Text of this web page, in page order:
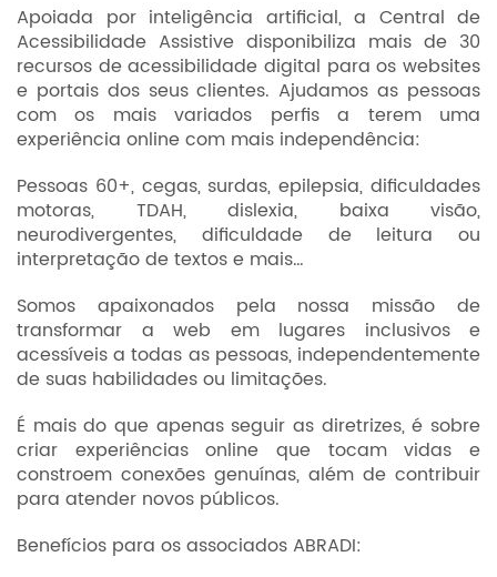
Apoiada por inteligência artificial, a Central de
Acessibilidade Assistive disponibiliza mais de 30
recursos de acessibilidade digital para os websites
e portais dos seus clientes. Ajudamos as pessoas
com os mais variados perfis a terem uma
experiência online com mais independência:
Pessoas 60+, cegas, surdas, epilepsia, dificuldades
motoras, TDAH, dislexia, baixa visão,
neurodivergentes, dificuldade de leitura ou
interpretação de textos e mais…
Somos apaixonados pela nossa missão de
transformar a web em lugares inclusivos e
acessíveis a todas as pessoas, independentemente
de suas habilidades ou limitações.
É mais do que apenas seguir as diretrizes, é sobre
criar experiências online que tocam vidas e
constroem conexões genuínas, além de contribuir
para atender novos públicos.
Benefícios para os associados ABRADI: